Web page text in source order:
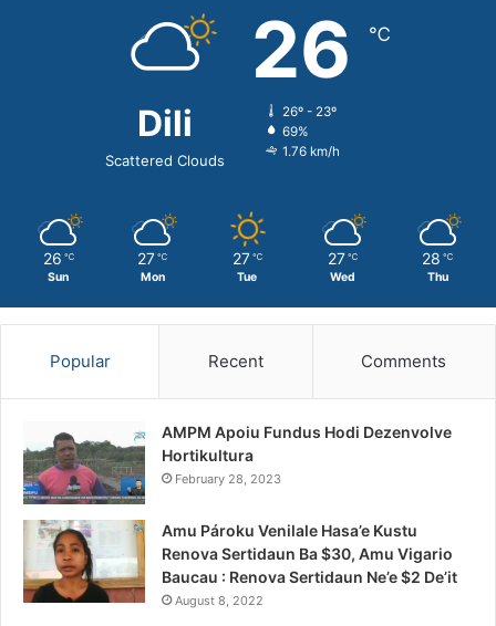
Dili
Scattered Clouds
26 ℃
26º - 23º
69%
1.76 km/h
26 ℃
Sun
27 ℃
Mon
27 ℃
Tue
27 ℃
Wed
28 ℃
Thu
Popular Recent Comments
AMPM Apoiu Fundus Hodi Dezenvolve
Hortikultura
February 28, 2023
Amu Pároku Venilale Hasa’e Kustu
Renova Sertidaun Ba $30, Amu Vigario
Baucau : Renova Sertidaun Ne’e $2 De’it
August 8, 2022